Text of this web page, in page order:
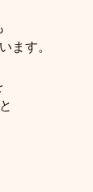
ます。